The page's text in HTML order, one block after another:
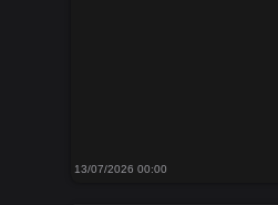
13/07/2026 00:00